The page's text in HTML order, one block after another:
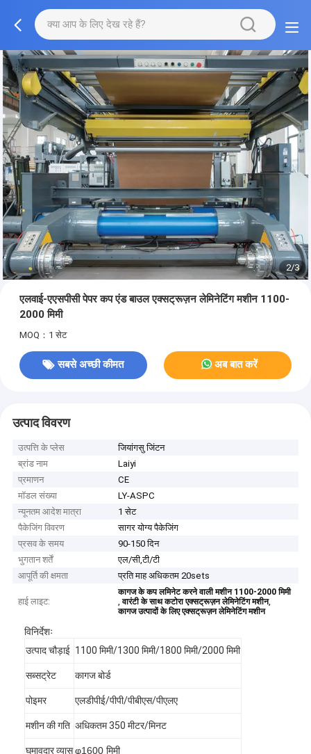
2/3
एलवाई-एएसपीसी पेपर कप एंड बाउल एक्सट्रूज़न लेमिनेटिंग मशीन 1100-
2000 मिमी
MOQ：1 सेट
सबसे अच्छी कीमत अब बात करें
उत्पाद विवरण
उत्पत्ति के प्लेस
जियांगसु जिंटन
ब्रांड नाम
Laiyi
प्रमाणन
CE
मॉडल संख्या
LY-ASPC
न्यूनतम आदेश मात्रा
1 सेट
पैकेजिंग विवरण
सागर योग्य पैकेजिंग
प्रसव के समय
90-150 दिन
भुगतान शर्तें
एल/सी,टी/टी
आपूर्ति की क्षमता
प्रति माह अधिकतम 20sets
हाई लाइट:
कागज के कप लमिनेट करने वाली मशीन 1100-2000 मिमी
,वारंटी के साथ कटोरा एक्सट्रूज़न लेमिनेटिंग मशीन,
कागज उत्पादों के लिए एक्सट्रूज़न लेमिनेटिंग मशीन
विनिर्देशः
उत्पाद चौड़ाई 1100 मिमी/1300 मिमी/1800 मिमी/2000 मिमी
सब्सट्रेट कागज बोर्ड
पोइमर एलडीपीई/पीपी/पीबीएस/पीएलए
मशीन की गति अधिकतम 350 मीटर/मिनट
घुमावदार व्यासφ1600 मिमी